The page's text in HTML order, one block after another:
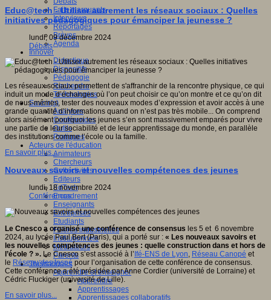
Faits marquants
Interviews
Reportages
Brèves
Agenda
Innover
Didactique
Dispositifs
Pédagogie
Recherche
Technologies
Savoir(s)
Analyses
Conférences
Outils
Pratiques
Acteurs de l'éducation
Animateurs
Chercheurs
Collectivités
Editeurs
EdTech
Encadrement
Enseignants
Entreprises
Etudiants
Filières industrielles
Institutionnels
Médiateurs
Parents
Thématiques
Apprendre et enseigner
Apprendre
Apprentissages
Apprentissages collaboratifs
Educ@tech - Utiliser autrement les réseaux sociaux : Quelles
initiatives pédagogiques pour émanciper la jeunesse ?
lundi, 09 décembre 2024
Débats
Les réseaux sociaux permettent de s'affranchir de la rencontre physique, ce qui
induit un mode d’échanges où l’on peut choisir ce qu’on montre et ce qu’on dit
de nous-mêmes, tester des nouveaux modes d’expression et avoir accès à une
grande quantité d’informations quand on n’est pas très mobile... On comprend
alors aisément pourquoi les jeunes s’en sont massivement emparés pour vivre
une partie de leur sociabilité et de leur apprentissage du monde, en parallèle
des institutions comme l’école ou la famille.
En savoir plus...
Nouveaux savoirs et nouvelles compétences des jeunes
lundi, 18 novembre 2024
Conférences
Le Cnesco a organisé une conférence de consensus les 5 et 6 novembre
2024, au lycée Paul Bert (Paris), qui a porté sur : « Les nouveaux savoirs et
les nouvelles compétences des jeunes : quelle construction dans et hors de
l’école ? ». Le Cnesco s’est associé à l’ Ifé-ENS de Lyon, Réseau Canopé et
le Réseau des Inspé pour l’organisation de cette conférence de consensus.
Cette conférence a été présidée par Anne Cordier (université de Lorraine) et
Cédric Fluckiger (université de Lille).
En savoir plus...